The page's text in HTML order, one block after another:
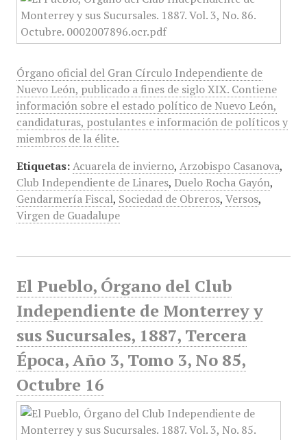
Órgano oficial del Gran Círculo Independiente de
Nuevo León, publicado a fines de siglo XIX. Contiene
información sobre el estado político de Nuevo León,
candidaturas, postulantes e información de políticos y
miembros de la élite.
Etiquetas: Acuarela de invierno, Arzobispo Casanova,
Club Independiente de Linares, Duelo Rocha Gayón,
Gendarmería Fiscal, Sociedad de Obreros, Versos,
Virgen de Guadalupe
El Pueblo, Órgano del Club
Independiente de Monterrey y
sus Sucursales, 1887, Tercera
Época, Año 3, Tomo 3, No 85,
Octubre 16